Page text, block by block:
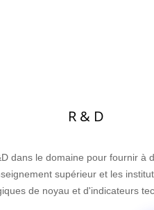
R & D
dans le domaine pour fournir à
supérieur et les
de noyau et d'indicateurs